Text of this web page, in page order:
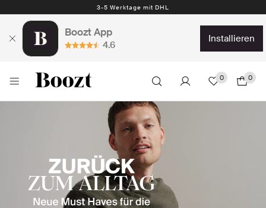
Kostenlose Rückgabe 30 Tage
Boozt App
4.6
installieren
0 0